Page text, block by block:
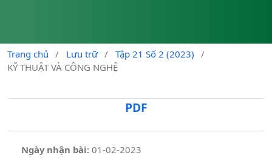
Trang chủ / Lưu trữ / Tập 21 Số 2 (2023)
/
KỸ THUẬT VÀ CÔNG NGHỆ
PDF
Ngày nhận bài: 01-02-2023